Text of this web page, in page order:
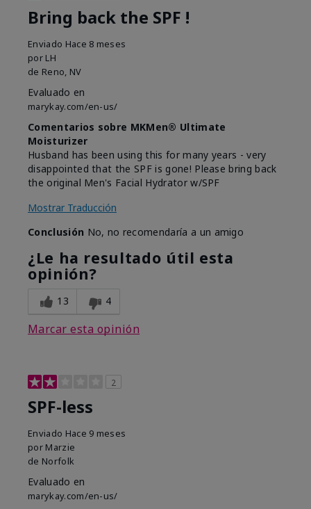
Bring back the SPF !
Enviado Hace 8 meses
por LH
de Reno, NV
Evaluado en
marykay.com/en-us/
Comentarios sobre MKMen® Ultimate
Moisturizer
Husband has been using this for many years - very
disappointed that the SPF is gone! Please bring back
the original Men's Facial Hydrator w/SPF
Mostrar Traducción
Conclusión No, no recomendaría a un amigo
¿Le ha resultado útil esta
opinión?
13 4
Marcar esta opinión
2
SPF-less
Enviado Hace 9 meses
por Marzie
de Norfolk
Evaluado en
marykay.com/en-us/